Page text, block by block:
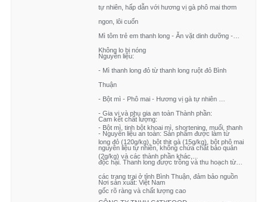
tự nhiên, hấp dẫn với hương vị gà phô mai thơm
ngon, lôi cuốn
Mì tôm trẻ em thanh long - Ăn vặt dinh dưỡng -
Không lo bị nóng
Nguyên liệu:
- Mì thanh long đỏ từ thanh long ruột đỏ Bình
Thuận
- Bột mì - Phô mai - Hương vị gà tự nhiên
- Gia vị và phụ gia an toàn Thành phần:
- Bột mì, tinh bột khoai mì, shortening, muối, thanh
long đỏ (120g/kg), bột thịt gà (15g/kg), bột phô mai
(2g/kg) và các thành phần khác,...
Cam kết chất lượng:
- Nguyên liệu an toàn: Sản phẩm được làm từ
nguyên liệu tự nhiên, không chứa chất bảo quản
độc hại. Thanh long được trồng và thu hoạch từ
các trang trại ở tỉnh Bình Thuận, đảm bảo nguồn
gốc rõ ràng và chất lượng cao
Nơi sản xuất: Việt Nam